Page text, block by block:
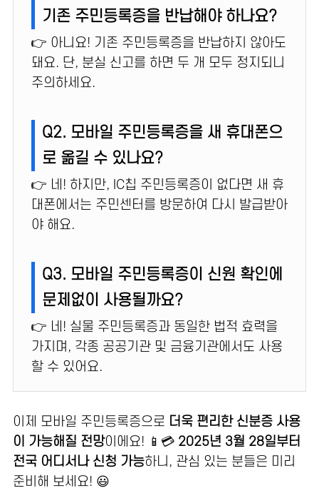
기존 주민등록증을 반납해야 하나요?
👉 아니요! 기존 주민등록증을 반납하지 않아도
돼요. 단, 분실 신고를 하면 두 개 모두 정지되니
주의하세요.
Q2. 모바일 주민등록증을 새 휴대폰으
로 옮길 수 있나요?
👉 네! 하지만, IC칩 주민등록증이 없다면 새 휴
대폰에서는 주민센터를 방문하여 다시 발급받아
야 해요.
Q3. 모바일 주민등록증이 신원 확인에
문제없이 사용될까요?
👉 네! 실물 주민등록증과 동일한 법적 효력을
가지며, 각종 공공기관 및 금융기관에서도 사용
할 수 있어요.
이제 모바일 주민등록증으로 더욱 편리한 신분증 사용
이 가능해질 전망이에요! 📱💳 2025년 3월 28일부터
전국 어디서나 신청 가능하니, 관심 있는 분들은 미리
준비해 보세요! 😃